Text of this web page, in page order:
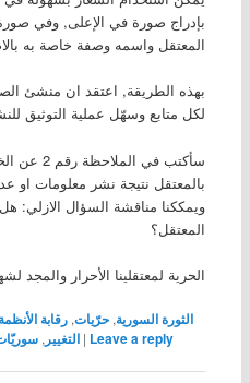
بإدراج صورة في الإعلى, وفي
المعتقل واسمه وصفة خاصة به
بهذه الطريقة, اعتقد ان منشئ
لكل متابع وسهّل عملية التوثيق
سأكتب في
بالمعتقل نتيجة نشر معلومات
ويمككنا مناقشة السؤال الازلي:
المعتقل؟
الحرية لمعتقلينا الأحرار والمجد
الثورة السورية,حرّيات,رقابة
التغيير, | Leave a reply